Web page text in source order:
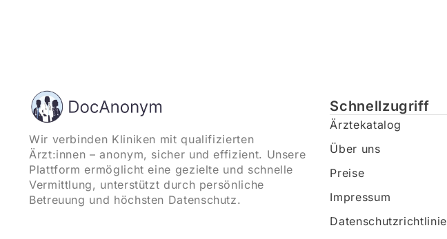
Wir verbinden Kliniken mit qualifizierten
Ärzt:innen – anonym, sicher und effizient. Unsere
Plattform ermöglicht eine gezielte und schnelle
Vermittlung, unterstützt durch persönliche
Betreuung und höchsten Datenschutz.
Schnellzugriff
Ärztekatalog
Über uns
Preise
Impressum
Datenschutzrichtlinie